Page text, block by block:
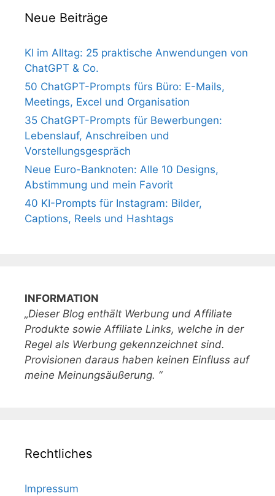
Neue Beiträge
KI im Alltag: 25 praktische Anwendungen von
ChatGPT & Co.
50 ChatGPT-Prompts fürs Büro: E-Mails,
Meetings, Excel und Organisation
35 ChatGPT-Prompts für Bewerbungen:
Lebenslauf, Anschreiben und
Vorstellungsgespräch
Neue Euro-Banknoten: Alle 10 Designs,
Abstimmung und mein Favorit
40 KI-Prompts für Instagram: Bilder,
Captions, Reels und Hashtags
INFORMATION
„Dieser Blog enthält Werbung und Affiliate
Produkte sowie Affiliate Links, welche in der
Regel als Werbung gekennzeichnet sind.
Provisionen daraus haben keinen Einfluss auf
meine Meinungsäußerung. “
Rechtliches
Impressum